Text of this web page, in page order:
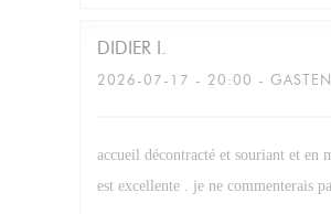
DIDIER I
2026-07-17 - 20:00 -
accueil décontracté et souriant et en
est excellente . je ne commenterais